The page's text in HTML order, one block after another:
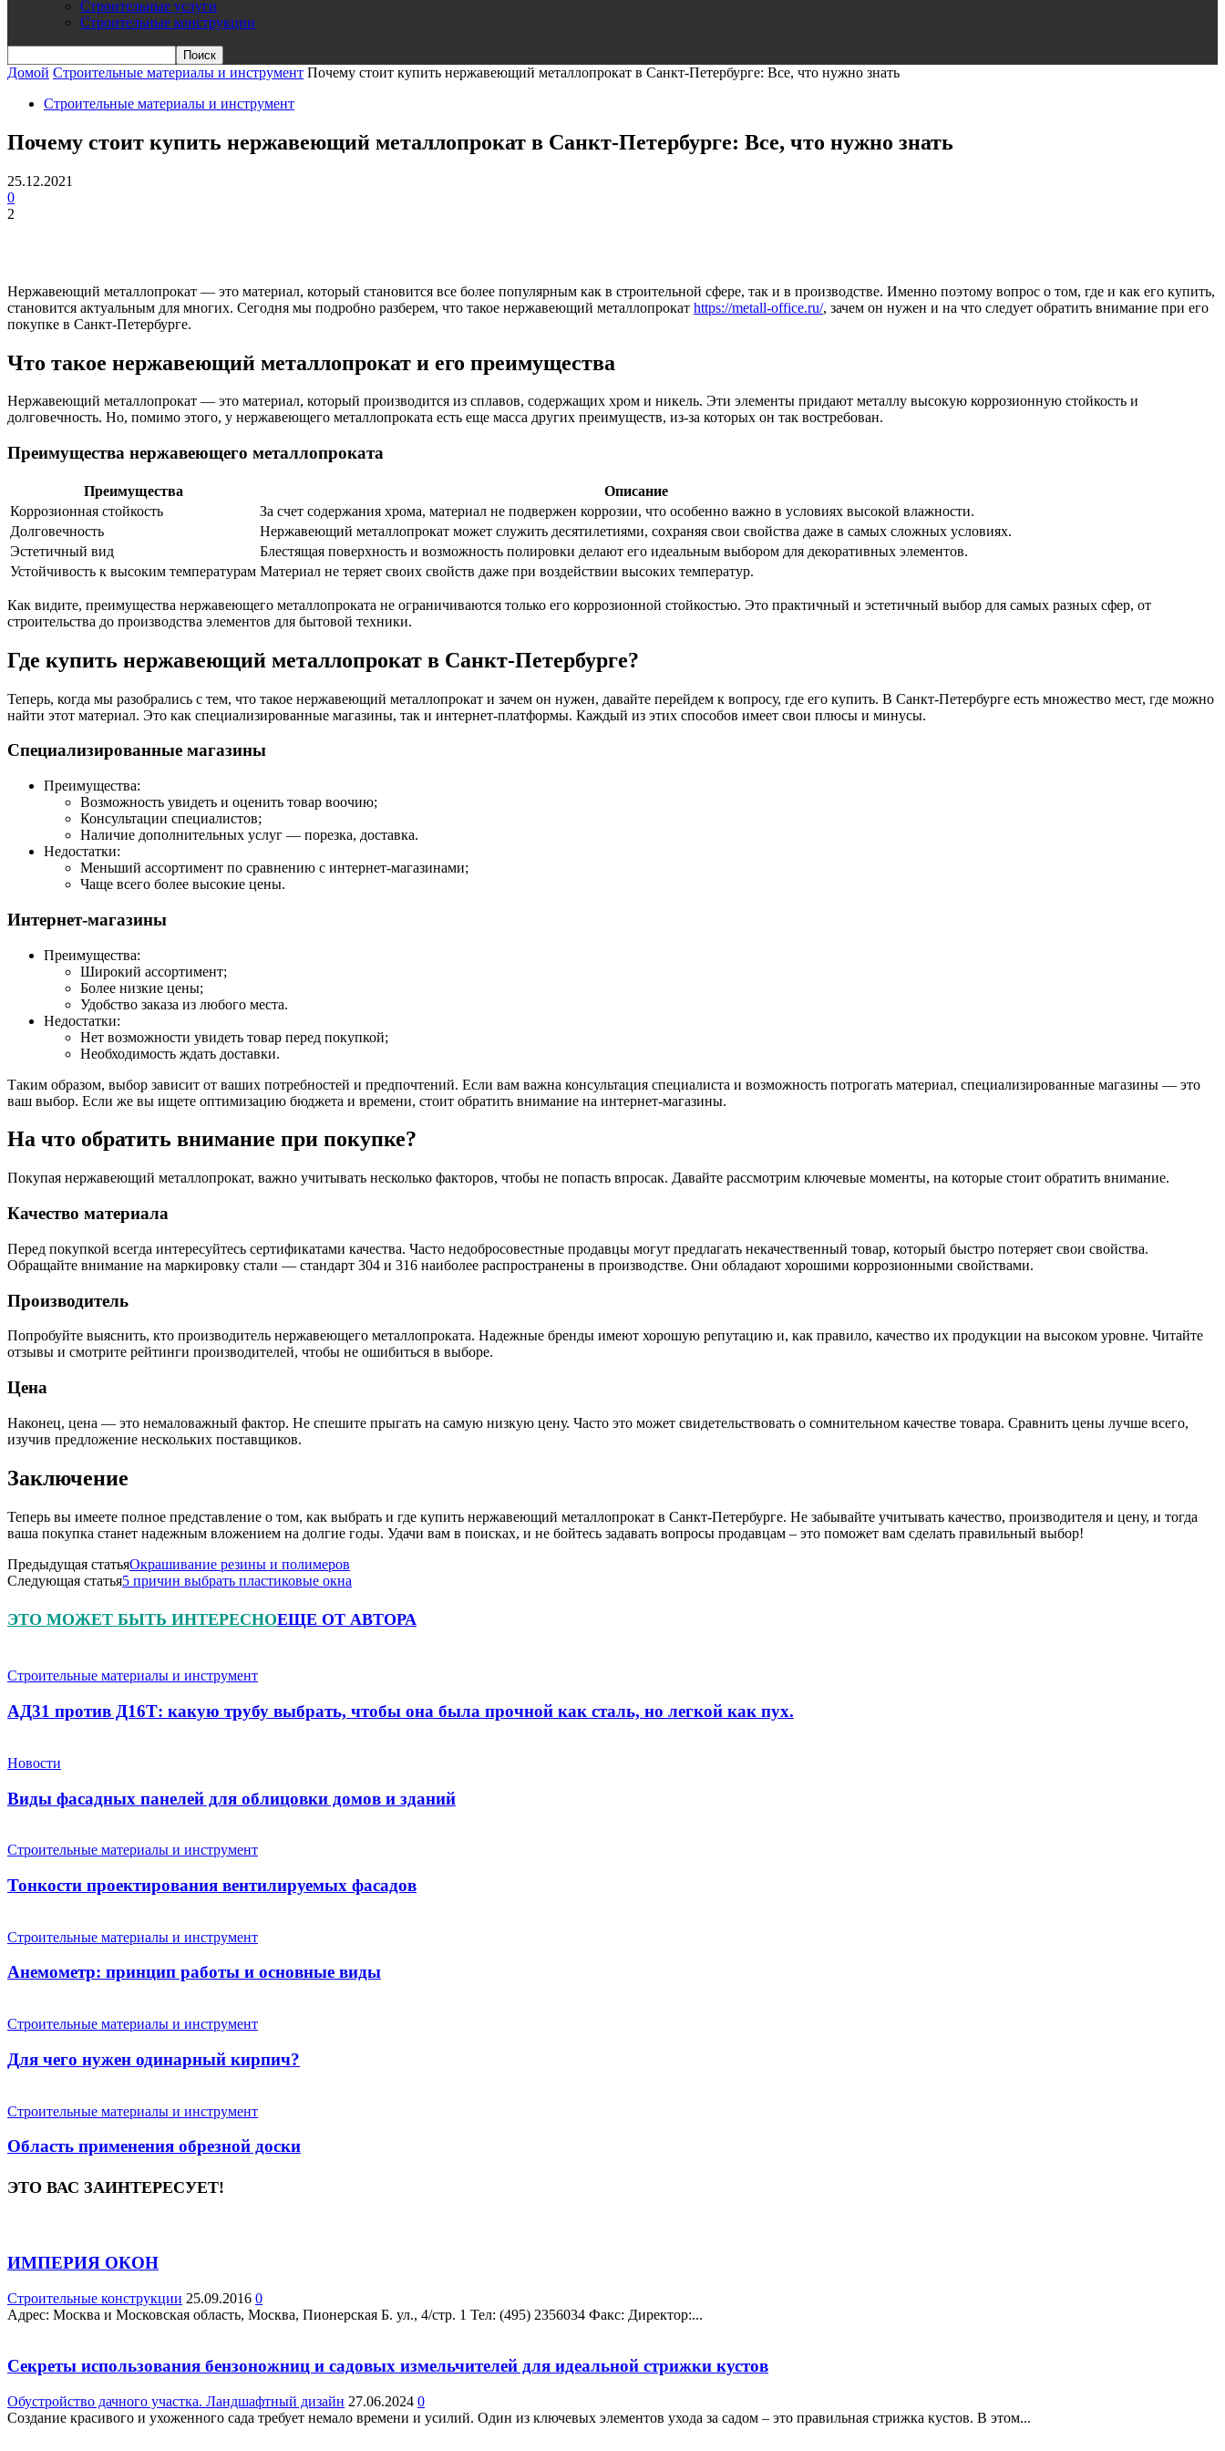
Строительные услуги
Строительные конструкции
Домой Строительные материалы и инструмент Почему стоит купить нержавеющий металлопрокат в Санкт-Петербурге: Все, что нужно знать
Строительные материалы и инструмент
Почему стоит купить нержавеющий металлопрокат в Санкт-Петербурге: Все, что нужно знать
25.12.2021
0
2
Нержавеющий металлопрокат — это материал, который становится все более популярным как в строительной сфере, так и в производстве. Именно поэтому вопрос о том, где и как его купить,
становится актуальным для многих. Сегодня мы подробно разберем, что такое нержавеющий металлопрокат https://metall-office.ru/, зачем он нужен и на что следует обратить внимание при его
покупке в Санкт-Петербурге.
Что такое нержавеющий металлопрокат и его преимущества
Нержавеющий металлопрокат — это материал, который производится из сплавов, содержащих хром и никель. Эти элементы придают металлу высокую коррозионную стойкость и
долговечность. Но, помимо этого, у нержавеющего металлопроката есть еще масса других преимуществ, из-за которых он так востребован.
Преимущества нержавеющего металлопроката
Преимущества
Описание
Коррозионная стойкость
За счет содержания хрома, материал не подвержен коррозии, что особенно важно в условиях высокой влажности.
Долговечность
Нержавеющий металлопрокат может служить десятилетиями, сохраняя свои свойства даже в самых сложных условиях.
Эстетичный вид
Блестящая поверхность и возможность полировки делают его идеальным выбором для декоративных элементов.
Устойчивость к высоким температурам Материал не теряет своих свойств даже при воздействии высоких температур.
Как видите, преимущества нержавеющего металлопроката не ограничиваются только его коррозионной стойкостью. Это практичный и эстетичный выбор для самых разных сфер, от
строительства до производства элементов для бытовой техники.
Где купить нержавеющий металлопрокат в Санкт-Петербурге?
Теперь, когда мы разобрались с тем, что такое нержавеющий металлопрокат и зачем он нужен, давайте перейдем к вопросу, где его купить. В Санкт-Петербурге есть множество мест, где можно
найти этот материал. Это как специализированные магазины, так и интернет-платформы. Каждый из этих способов имеет свои плюсы и минусы.
Специализированные магазины
Преимущества:
Возможность увидеть и оценить товар воочию;
Консультации специалистов;
Наличие дополнительных услуг — порезка, доставка.
Недостатки:
Меньший ассортимент по сравнению с интернет-магазинами;
Чаще всего более высокие цены.
Интернет-магазины
Преимущества:
Широкий ассортимент;
Более низкие цены;
Удобство заказа из любого места.
Недостатки:
Нет возможности увидеть товар перед покупкой;
Необходимость ждать доставки.
Таким образом, выбор зависит от ваших потребностей и предпочтений. Если вам важна консультация специалиста и возможность потрогать материал, специализированные магазины — это
ваш выбор. Если же вы ищете оптимизацию бюджета и времени, стоит обратить внимание на интернет-магазины.
На что обратить внимание при покупке?
Покупая нержавеющий металлопрокат, важно учитывать несколько факторов, чтобы не попасть впросак. Давайте рассмотрим ключевые моменты, на которые стоит обратить внимание.
Качество материала
Перед покупкой всегда интересуйтесь сертификатами качества. Часто недобросовестные продавцы могут предлагать некачественный товар, который быстро потеряет свои свойства.
Обращайте внимание на маркировку стали — стандарт 304 и 316 наиболее распространены в производстве. Они обладают хорошими коррозионными свойствами.
Производитель
Попробуйте выяснить, кто производитель нержавеющего металлопроката. Надежные бренды имеют хорошую репутацию и, как правило, качество их продукции на высоком уровне. Читайте
отзывы и смотрите рейтинги производителей, чтобы не ошибиться в выборе.
Цена
Наконец, цена — это немаловажный фактор. Не спешите прыгать на самую низкую цену. Часто это может свидетельствовать о сомнительном качестве товара. Сравнить цены лучше всего,
изучив предложение нескольких поставщиков.
Заключение
Теперь вы имеете полное представление о том, как выбрать и где купить нержавеющий металлопрокат в Санкт-Петербурге. Не забывайте учитывать качество, производителя и цену, и тогда
ваша покупка станет надежным вложением на долгие годы. Удачи вам в поисках, и не бойтесь задавать вопросы продавцам – это поможет вам сделать правильный выбор!
Предыдущая статьяОкрашивание резины и полимеров
Следующая статья5 причин выбрать пластиковые окна
ЭТО МОЖЕТ БЫТЬ ИНТЕРЕСНОЕЩЕ ОТ АВТОРА
Строительные материалы и инструмент
АД31 против Д16Т: какую трубу выбрать, чтобы она была прочной как сталь, но легкой как пух.
Новости
Виды фасадных панелей для облицовки домов и зданий
Строительные материалы и инструмент
Тонкости проектирования вентилируемых фасадов
Строительные материалы и инструмент
Анемометр: принцип работы и основные виды
Строительные материалы и инструмент
Для чего нужен одинарный кирпич?
Строительные материалы и инструмент
Область применения обрезной доски
ЭТО ВАС ЗАИНТЕРЕСУЕТ!
ИМПЕРИЯ ОКОН
Строительные конструкции 25.09.2016 0
Адрес: Москва и Московская область, Москва, Пионерская Б. ул., 4/стр. 1 Teл: (495) 2356034 Факс: Директор:...
Секреты использования бензоножниц и садовых измельчителей для идеальной стрижки кустов
Обустройство дачного участка. Ландшафтный дизайн 27.06.2024 0
Создание красивого и ухоженного сада требует немало времени и усилий. Один из ключевых элементов ухода за садом – это правильная стрижка кустов. В этом...